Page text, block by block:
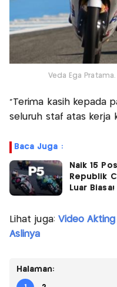
Veda Ega
"Terima kasih kepada
seluruh staf atas kerja
Baca Juga :
Naik 15
Republik
Luar Biasa!
Lihat juga: Video
Aslinya
Halaman: